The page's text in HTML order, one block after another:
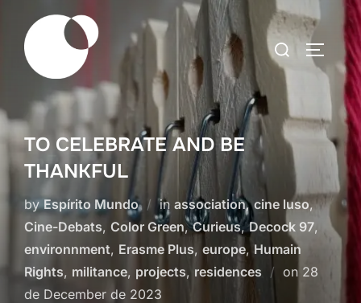
content
Search
for:
TO CELEBRATE AND BE
THANKFUL
byEspírito Mundo in association,cine luso,
Cine-Debats, Color Green,Curieus,Decock 97,
environnment, Erasme Plus, europe, Humain
Rights, militance, projects, residences on Posted
28
de December de 2023